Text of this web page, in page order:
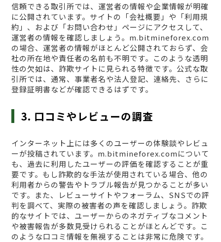
信頼できる取引所では、運営者の情報や企業情報が明確
に公開されています。サイトの「会社概要」や「利用規
約」、および「お問い合わせ」ページにアクセスして、
運営者の情報を確認しましょう。m.bitmineforex.com
の場合、運営者の情報がほとんど公開されておらず、会
社の所在地や責任者の名前も不明です。このような透明
性の欠如は、詐欺サイトに見られる特徴です。公式な取
引所では、通常、事業者名や法人登記、連絡先、さらに
登録証明書などが確認できるはずです。
3. 口コミやレビューの調査
インターネット上には多くのユーザーの体験談やレビュ
ーが投稿されています。m.bitmineforex.comについて
も、過去に利用したユーザーの評価を確認することが重
要です。もし詐欺的な手法が使用されている場合、他の
利用者からの警告やトラブル報告が見つかることが多い
です。また、レビューサイトやフォーラム、SNSでの評
判を調べて、実際の被害者の声を確認しましょう。詐欺
的なサイトでは、ユーザーからのネガティブなコメント
や被害報告が多数見受けられることがほとんどです。こ
のような口コミ情報を無視することは非常に危険です。